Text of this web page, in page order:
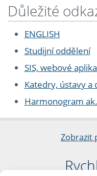
Důležité
ENGLISH
Studijní oddělení
SIS, webové
Katedry, ústavy a
Harmonogram
Zobrazit